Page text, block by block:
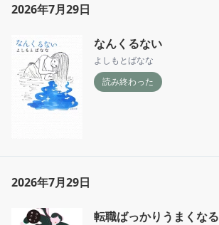
2026年7月29日
なんくるない
よしもとばなな
読み終わった
2026年7月29日
転職ばっかりうまくなる